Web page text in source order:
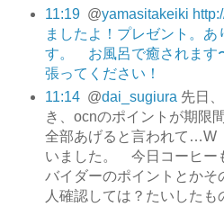
11:19 @yamasitakeiki
ましたよ！プレゼント。あ
す。 お風呂で癒されま
張ってください！
11:14 @dai_sugiura 先日
き、ocnのポイントが期限
全部あげると言われて
いました。 今日コーヒー
バイダーのポイントとかそ
人確認しては？たいしたも